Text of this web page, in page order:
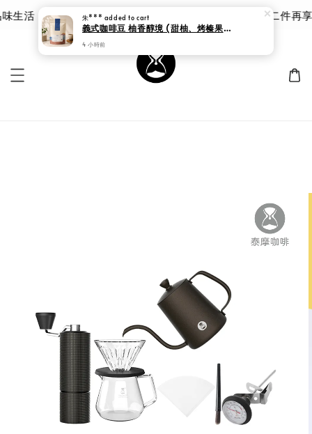
生活 | 泰摩 甘露品鑑杯 |限時 8 折｜優惠價 $785 第二件再享
朱*** added to cart
義式咖啡豆 柚香醇境 (甜柚、烤榛果、牛奶、巧克力、紅酒)
4 小時前